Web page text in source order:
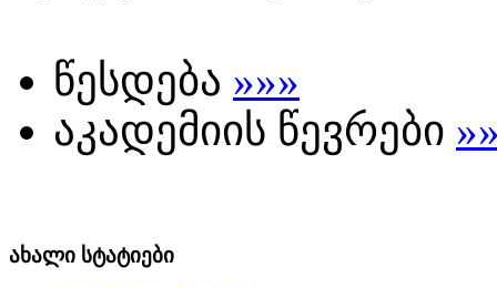
წესდება »»»
აკადემიის წევრები
ახალი სტატიები